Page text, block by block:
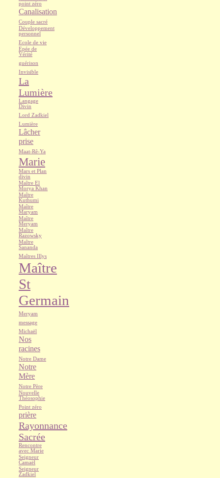
point zéro
Canalisation
Couple sacré
Développement
personnel
Ecole de vie
Epée de
Vérité
guérison
Invisible
La
Lumière
Langage
Divin
Lord Zadkiel
Lumière
Lâcher
prise
Maat-Rê-Ya
Marie
Mars et Plan
divin
Maître El
Morya Khan
Maître
Kuthumi
Maître
Maryam
Maître
Meryam
Maître
Razowsky
Maître
Sananda
Maîtres Illys
Maître
St
Germain
Meryam
message
Michaël
Nos
racines
Notre Dame
Notre
Mère
Notre Père
Nouvelle
Théosophie
Point zéro
prière
Rayonnance
Sacrée
Rencontre
avec Marie
Seigneur
Camaël
Seigneur
Zadkiel